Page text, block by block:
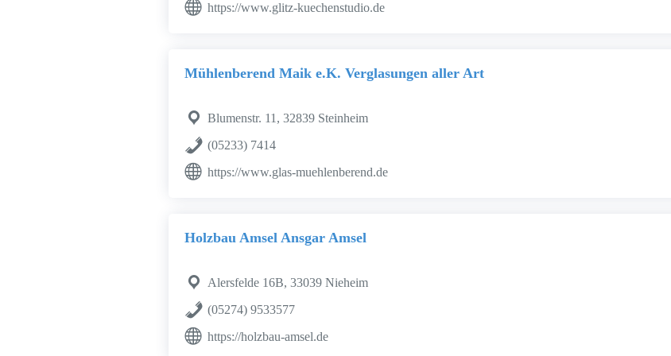
https://www.glitz-kuechenstudio.de
Mühlenberend Maik e.K. Verglasungen aller Art
Blumenstr. 11, 32839 Steinheim
(05233) 7414
https://www.glas-muehlenberend.de
Holzbau Amsel Ansgar Amsel
Alersfelde 16B, 33039 Nieheim
(05274) 9533577
https://holzbau-amsel.de